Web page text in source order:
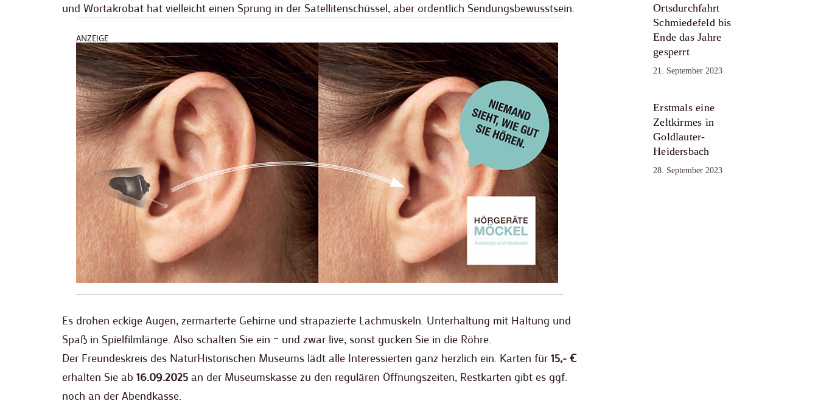
und Wortakrobat hat vielleicht einen Sprung in der Satellitenschüssel, aber ordentlich Sendungsbewusstsein.
ANZEIGE
Es drohen eckige Augen, zermarterte Gehirne und strapazierte Lachmuskeln. Unterhaltung mit Haltung und
Spaß in Spielfilmlänge. Also schalten Sie ein – und zwar live, sonst gucken Sie in die Röhre.
Der Freundeskreis des NaturHistorischen Museums lädt alle Interessierten ganz herzlich ein. Karten für 15,- €
erhalten Sie ab 16.09.2025 an der Museumskasse zu den regulären Öffnungszeiten, Restkarten gibt es ggf.
noch an der Abendkasse.
Ortsdurchfahrt
Schmiedefeld bis
Ende das Jahre
gesperrt
21. September 2023
Erstmals eine
Zeltkirmes in
Goldlauter-
Heidersbach
28. September 2023